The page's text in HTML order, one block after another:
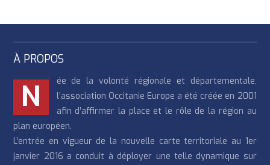
À PROPOS
N
ée de la volonté régionale et départementale,
l’association Occitanie Europe a été créée en 2001
afin d’affirmer la place et le rôle de la région au
plan européen.
L’entrée en vigueur de la nouvelle carte territoriale au 1er
janvier 2016 a conduit à déployer une telle dynamique sur